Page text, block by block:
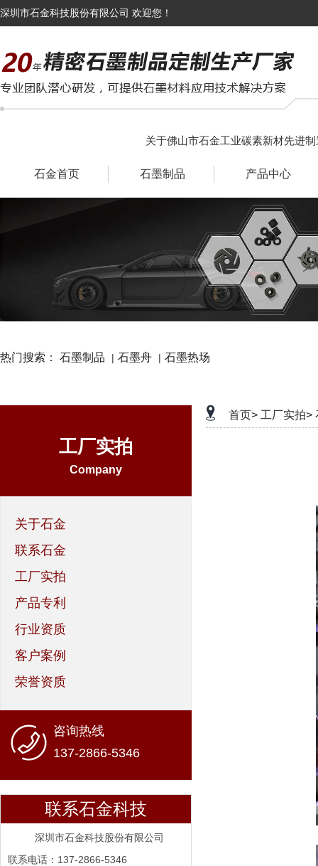
深圳市石金科技股份有限公司 欢迎您！
关于佛山市石金工业碳素新材先进
石金首页 石墨制品 产品中心
热门搜索： 石墨制品 | 石墨舟 | 石墨热场
工厂实拍
Company
关于石金
联系石金
工厂实拍
产品专利
行业资质
客户案例
荣誉资质
咨询热线
137-2866-5346
联系石金科技
深圳市石金科技股份有限公司
联系电话：137-2866-5346
首页> 工厂实拍>